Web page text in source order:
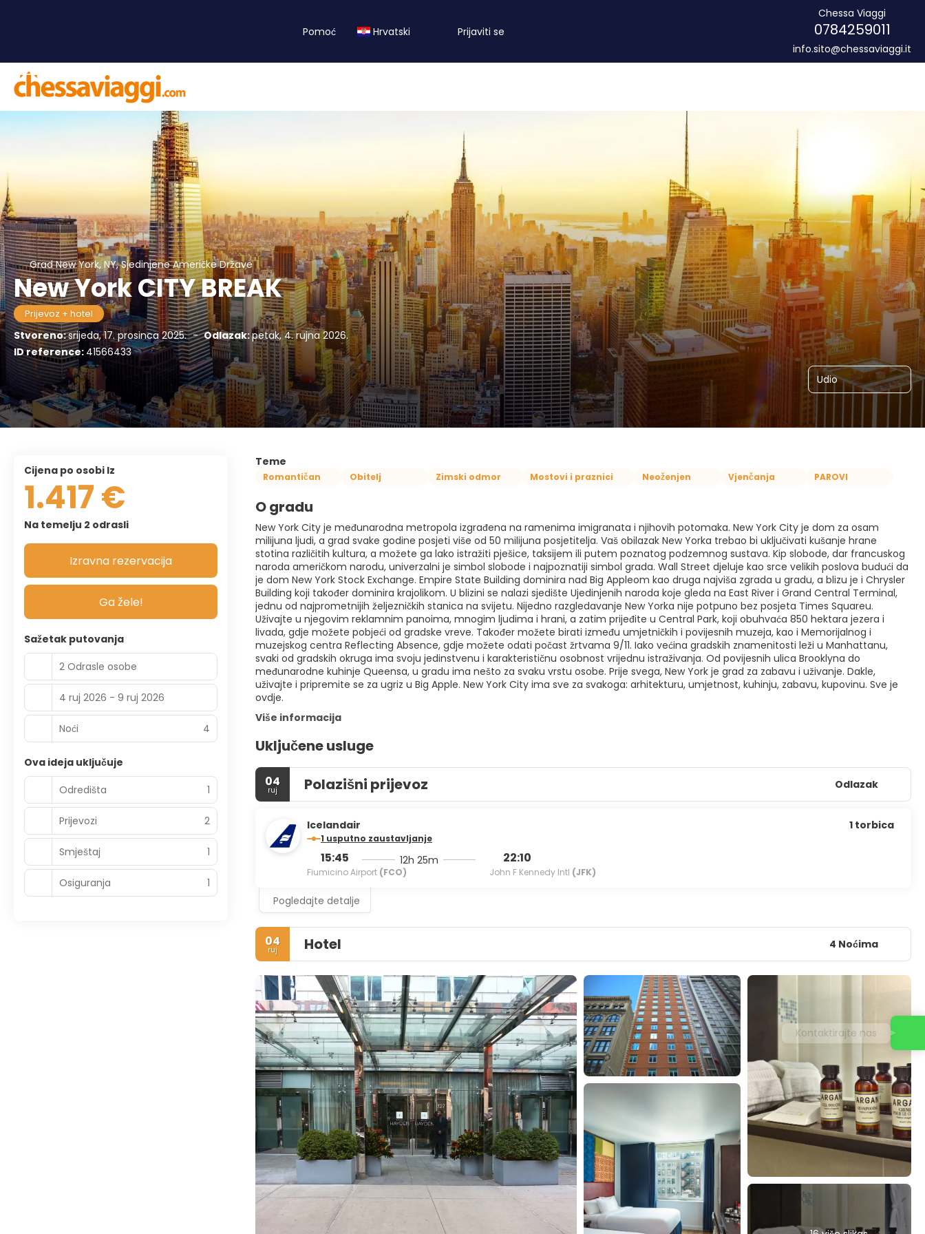
Pomoć Hrvatski Prijaviti se
Chessa Viaggi
0784259011
info.sito@chessaviaggi.it
Grad New York, NY, Sjedinjene Američke Države
New York CITY BREAK
Prijevoz + hotel
Stvoreno:srijeda, 17. prosinca 2025. - Odlazak:petak, 4. rujna 2026.
ID reference: 41566433
Udio
Teme
Romantičan Obitelj Zimski odmor Mostovi i praznici Neoženjen Vjenčanja PAROVI
O gradu
New York City je međunarodna metropola izgrađena na ramenima imigranata i njihovih potomaka. New York City je dom za osam
milijuna ljudi, a grad svake godine posjeti više od 50 milijuna posjetitelja. Vaš obilazak New Yorka trebao bi uključivati kušanje hrane
stotina različitih kultura, a možete ga lako istražiti pješice, taksijem ili putem poznatog podzemnog sustava. Kip slobode, dar francuskog
naroda američkom narodu, univerzalni je simbol slobode i najpoznatiji simbol grada. Wall Street djeluje kao srce velikih poslova budući da
je dom New York Stock Exchange. Empire State Building dominira nad Big Appleom kao druga najviša zgrada u gradu, a blizu je i Chrysler
Building koji također dominira krajolikom. U blizini se nalazi sjedište Ujedinjenih naroda koje gleda na East River i Grand Central Terminal,
jednu od najprometnijih željezničkih stanica na svijetu. Nijedno razgledavanje New Yorka nije potpuno bez posjeta Times Squareu.
Uživajte u njegovim reklamnim panoima, mnogim ljudima i hrani, a zatim prijeđite u Central Park, koji obuhvaća 850 hektara jezera i
livada, gdje možete pobjeći od gradske vreve. Također možete birati između umjetničkih i povijesnih muzeja, kao i Memorijalnog i
muzejskog centra Reflecting Absence, gdje možete odati počast žrtvama 9/11. Iako većina gradskih znamenitosti leži u Manhattanu,
svaki od gradskih okruga ima svoju jedinstvenu i karakterističnu osobnost vrijednu istraživanja. Od povijesnih ulica Brooklyna do
međunarodne kuhinje Queensa, u gradu ima nešto za svaku vrstu osobe. Prije svega, New York je grad za zabavu i uživanje. Dakle,
uživajte i pripremite se za ugriz u Big Apple. New York City ima sve za svakoga: arhitekturu, umjetnost, kuhinju, zabavu, kupovinu. Sve je
ovdje.
Više informacija
Uključene usluge
04
ruj Polazišni prijevoz Odlazak
Icelandair
1 usputno zaustavljanje
15:45
Fiumicino Airport (FCO)
12h 25m 22:10
John F Kennedy Intl (JFK)
1 torbica
Pogledajte detalje
04
ruj Hotel 4 Noćima
cijena po osobi Iz
1.417 €
Na temelju 2 odrasli
Izravna rezervacija
Ga žele!
Sažetak putovanja
2 Odrasle osobe
4 ruj 2026 - 9 ruj 2026
Noći 4
Ova ideja uključuje
Odredišta
1
Prijevozi 2
Smještaj 1
Osiguranja 1
Kontaktirajte nas